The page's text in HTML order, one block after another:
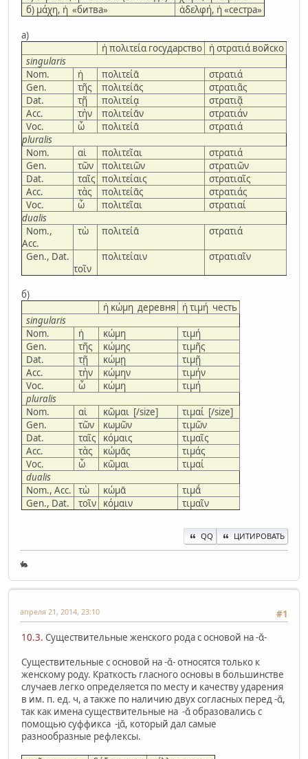
б) μάχη, ἡ «битва»
ἀδελφή, ἡ «сестра»
а)
ἡ πολιτεία государство
ἡ στρατιά войско
singularis
Nom.
ἡ πολιτείᾱ
στρατιά
Gen.
τῆς πολιτείᾱς
στρατιᾶς
Dat.
τῇ πολιτείᾳ
στρατιᾷ
Acc.
τὴν πολιτείᾱν
στρατιάν
Voc.
ὦ πολιτείᾱ
στρατιά
pluralis
Nom.
αἱ πολιτεῖαι
στρατιά
Gen.
τῶν πολιτειῶν
στρατιῶν
Dat.
ταῖς πολιτείαις
στρατιαῖς
Acc.
τὰς πολιτείᾱς
στρατιάς
Voc.
ὦ πολιτεῖαι
στρατιαί
dualis
Nom.,
Acc.
τὼ πολιτείᾱ στρατιά
Gen., Dat.
τοῖν
πολιτείαιν στρατιαῖν
б)
ἡ κώμη деревня
ἡ τιμή честь
singularis
Nom.
ἡ κώμη
τιμή
Gen.
τῆς κώμης
τιμῆς
Dat.
τῇ κώμῃ
τιμῇ
Acc.
τὴν κώμην
τιμήν
Voc.
ὦ κώμη
τιμή
pluralis
Nom.
αἱ κῶμαι [/size]
τιμαί [/size]
Gen.
τῶν κωμῶν
τιμῶν
Dat.
ταῖς κόμαις
τιμαῖς
Acc.
τὰς κώμᾱς
τιμάς
Voc.
ὦ κῶμαι
τιμαί
dualis
Nom., Acc.
τὼ κώμᾱ
τιμᾱ́
Gen., Dat.
τοῖν κόμαιν τιμαῖν
QQ ЦИТИРОВАТЬ
🐇
#1
апреля 21, 2014, 23:10
10.3. Существительные женского рода с основой на -ᾰ-
Существительные с основой на -ᾰ- относятся только к
женскому роду. Краткость гласного основы в большинстве
случаев легко определяется по месту и качеству ударения
в им. п. ед. ч, а также по наличию двух согласных перед -ᾰ,
так как имена существительные на -ᾰ образовались с
помощью суффикса -i̯ᾰ, который дал самые
разнообразные рефлексы.